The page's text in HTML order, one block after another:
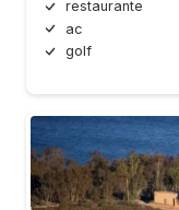
restaurante
ac
golf